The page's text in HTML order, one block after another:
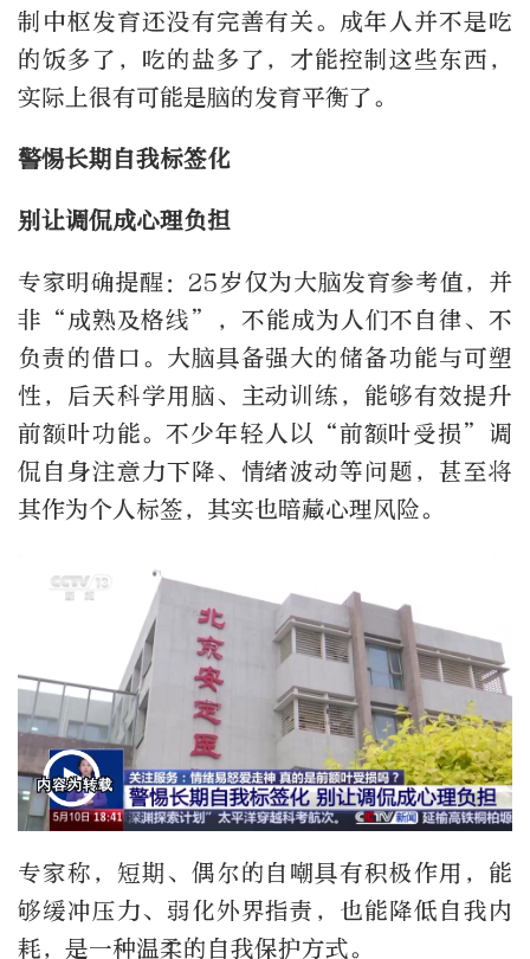
制中枢发育还没有完善有关。成年人并不是吃
的饭多了，吃的盐多了，才能控制这些东西，
实际上很有可能是脑的发育平衡了。
警惕长期自我标签化
别让调侃成心理负担
专家明确提醒：25岁仅为大脑发育参考值，并
非“成熟及格线”，不能成为人们不自律、不
负责的借口。大脑具备强大的储备功能与可塑
性，后天科学用脑、主动训练，能够有效提升
前额叶功能。不少年轻人以“前额叶受损”调
侃自身注意力下降、情绪波动等问题，甚至将
其作为个人标签，其实也暗藏心理风险。
专家称，短期、偶尔的自嘲具有积极作用，能
够缓冲压力、弱化外界指责，也能降低自我内
耗，是一种温柔的自我保护方式。